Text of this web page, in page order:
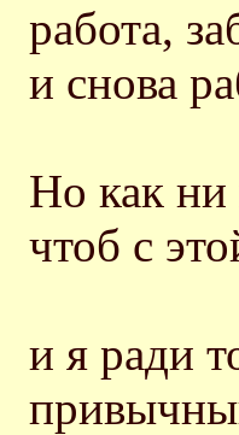
работа,
и снова
Но как ни
чтоб с
и я ради